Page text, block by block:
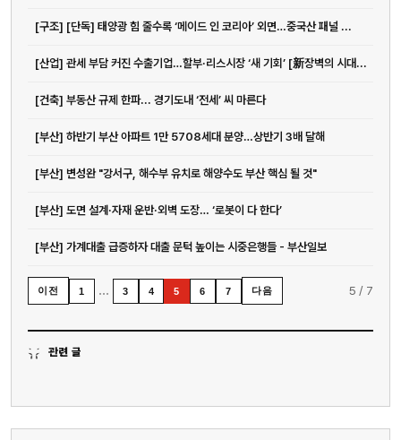
[구조] [단독] 태양광 힘 줄수록 ‘메이드 인 코리아’ 외면…중국산 패널 ...
[산업] 관세 부담 커진 수출기업…할부·리스시장 ‘새 기회’ [新장벽의 시대...
[건축] 부동산 규제 한파... 경기도내 ‘전세’ 씨 마른다
[부산] 하반기 부산 아파트 1만 5708세대 분양…상반기 3배 달해
[부산] 변성완 "강서구, 해수부 유치로 해양수도 부산 핵심 될 것"
[부산] 도면 설계·자재 운반·외벽 도장… ‘로봇이 다 한다’
[부산] 가계대출 급증하자 대출 문턱 높이는 시중은행들 - 부산일보
이전 1 … 3 4 5 6 7 다음 5 / 7
관련 글